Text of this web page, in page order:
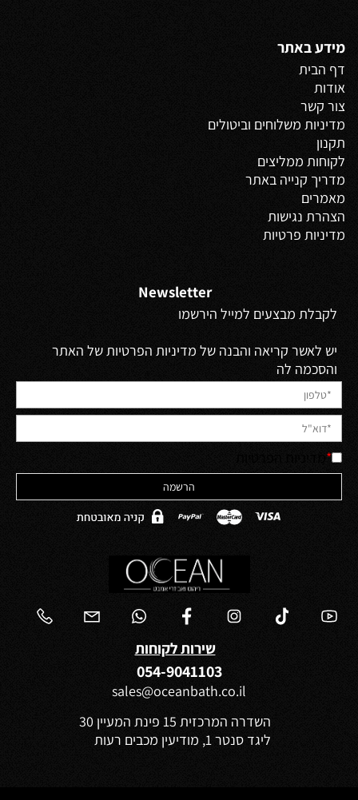
מידע באתר
דף הבית
אודות
צור קשר
מדיניות משלוחים וביטולים
תקנון
לקוחות ממליצים
מדריך קנייה באתר
מאמרים
הצהרת נגישות
מדיניות פרטיות
Newsletter
לקבלת מבצעים למייל הירשמו
יש לאשר קריאה והבנה של מדיניות הפרטיות של האתר
והסכמה לה
*
שירות לקוחות
054-9041103
sales@oceanbath.co.il
השדרה המרכזית 15 פינת המעיין 30
ליגד סנטר 1, מודיעין מכבים רעות